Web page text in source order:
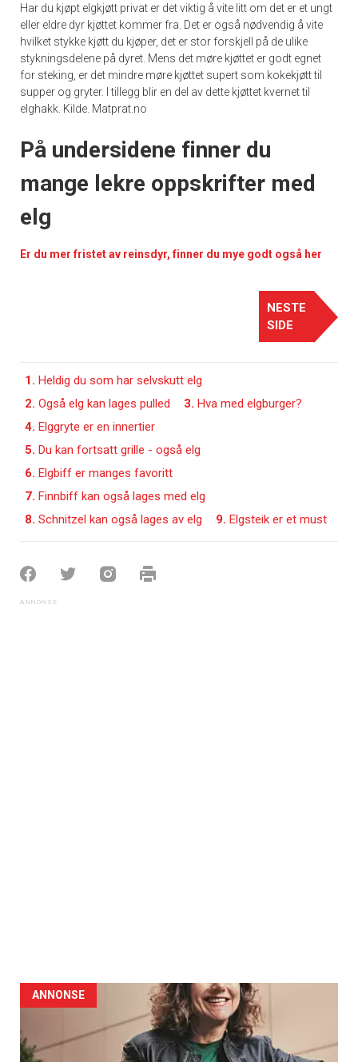
Har du kjøpt elgkjøtt privat er det viktig å vite litt om det er et ungt
eller eldre dyr kjøttet kommer fra. Det er også nødvendig å vite
hvilket stykke kjøtt du kjøper, det er stor forskjell på de ulike
stykningsdelene på dyret. Mens det møre kjøttet er godt egnet
for steking, er det mindre møre kjøttet supert som kokekjøtt til
supper og gryter. I tillegg blir en del av dette kjøttet kvernet til
elghakk. Kilde. Matprat.no
På undersidene finner du
mange lekre oppskrifter med
elg
Er du mer fristet av reinsdyr, finner du mye godt også her
NESTE
SIDE
1. Heldig du som har selvskutt elg
2. Også elg kan lages pulled 3. Hva med elgburger?
4. Elggryte er en innertier
5. Du kan fortsatt grille - også elg
6. Elgbiff er manges favoritt
7. Finnbiff kan også lages med elg
8. Schnitzel kan også lages av elg 9. Elgsteik er et must
ANNONSE